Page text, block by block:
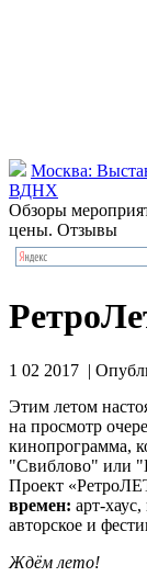
Москва:
ВДНХ
Обзоры
цены. Отзывы
1 02 2017 |
Этим летом
на просмотр
кинопрограмма,
"Свиблово" или
Проект
времен: арт-
авторское и
Ждём лето!